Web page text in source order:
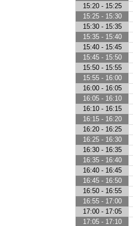
15:20 - 15:25
15:25 - 15:30
15:30 - 15:35
15:35 - 15:40
15:40 - 15:45
15:45 - 15:50
15:50 - 15:55
15:55 - 16:00
16:00 - 16:05
16:05 - 16:10
16:10 - 16:15
16:15 - 16:20
16:20 - 16:25
16:25 - 16:30
16:30 - 16:35
16:35 - 16:40
16:40 - 16:45
16:45 - 16:50
16:50 - 16:55
16:55 - 17:00
17:00 - 17:05
17:05 - 17:10